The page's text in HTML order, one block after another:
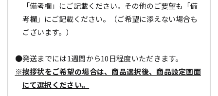
「備考欄」にご記載ください。その他のご要望も「備
考欄」にご記載ください。（ご希望に添えない場合も
ございます。）
●発送までには1週間から10日程度いただきます。
※挨拶状をご希望の場合は、商品選択後、商品設定画面
にて選択ください。